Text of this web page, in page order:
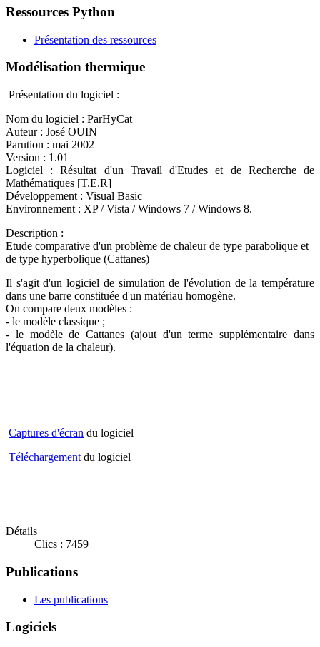
Ressources Python
Présentation des ressources
Modélisation thermique
Présentation du logiciel :
Nom du logiciel : ParHyCat
Auteur : José OUIN
Parution : mai 2002
Version : 1.01
Logiciel : Résultat d'un Travail d'Etudes et de Recherche de
Mathématiques [T.E.R]
Développement : Visual Basic
Environnement : XP / Vista / Windows 7 / Windows 8.
Description :
Etude comparative d'un problème de chaleur de type parabolique et
de type hyperbolique (Cattanes)
Il s'agit d'un logiciel de simulation de l'évolution de la température
dans une barre constituée d'un matériau homogène.
On compare deux modèles :
- le modèle classique ;
- le modèle de Cattanes (ajout d'un terme supplémentaire dans
l'équation de la chaleur).
Captures d'écran du logiciel
Téléchargement du logiciel
Détails
Clics : 7459
Publications
Les publications
Logiciels